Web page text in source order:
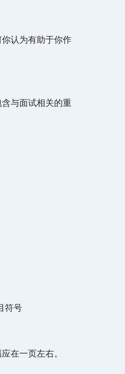
认为有助于你作
含与面试相关的重
符号
在一页左右。